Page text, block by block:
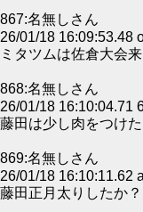
867:名無しさん
26/01/18 16:09:53.48
ミタツムは佐倉大会
868:名無しさん
26/01/18 16:10:04.71
藤田は少し肉をつけ
869:名無しさん
26/01/18 16:10:11.62
藤田正月太りしたか？